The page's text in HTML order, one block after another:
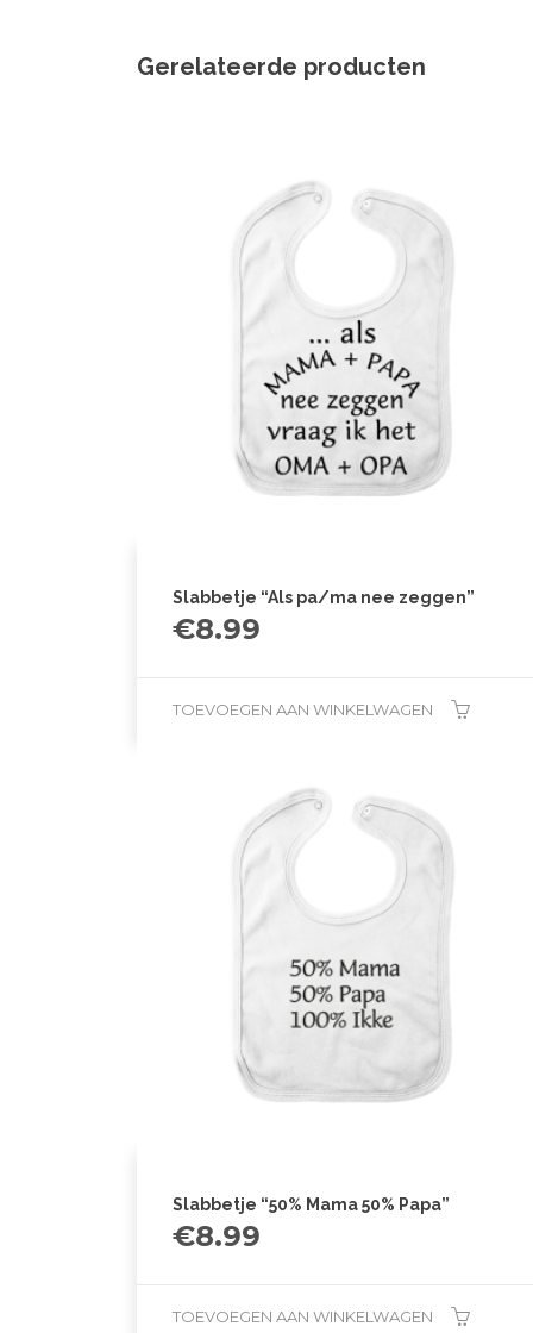
Gerelateerde producten
Slabbetje “Als pa/ma nee zeggen”
€8.99
TOEVOEGEN AAN WINKELWAGEN
Slabbetje “50% Mama 50% Papa”
€8.99
TOEVOEGEN AAN WINKELWAGEN